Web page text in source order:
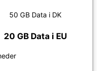
50 GB Data i DK
20 GB Data i EU